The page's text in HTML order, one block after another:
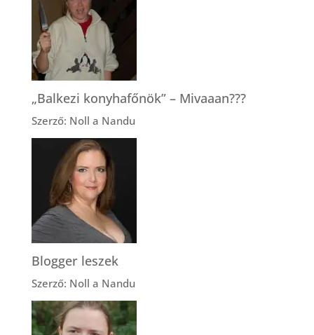
„Balkezi konyhafőnök” – Mivaaan???
Szerző: Noll a Nandu
Blogger leszek
Szerző: Noll a Nandu